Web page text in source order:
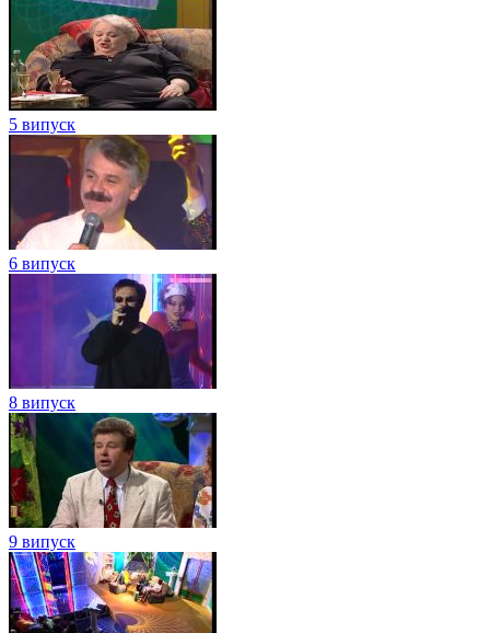
5 випуск
6 випуск
8 випуск
9 випуск